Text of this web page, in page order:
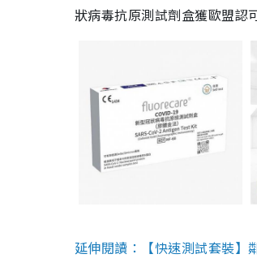
狀病毒抗原測試劑盒獲歐盟
延伸閱讀：【快速測試套裝】